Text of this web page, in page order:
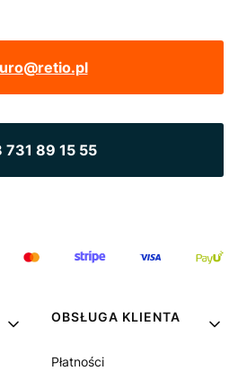
731 89 15 55
OBSŁUGA KLIENTA
Płatności